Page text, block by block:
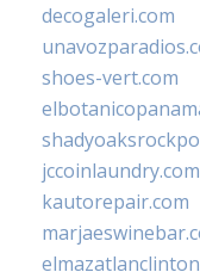
decogaleri.com
shoes-vert.com
jccoinlaundry.com
kautorepair.com